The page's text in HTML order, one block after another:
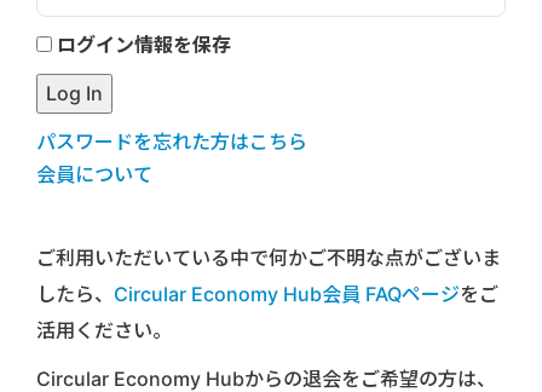
ログイン情報を保存
パスワードを忘れた方はこちら
会員について
ご利用いただいている中で何かご不明な点がございま
したら、 Circular Economy Hub会員 FAQページをご
活用ください。
Circular Economy Hubからの退会をご希望の方は、